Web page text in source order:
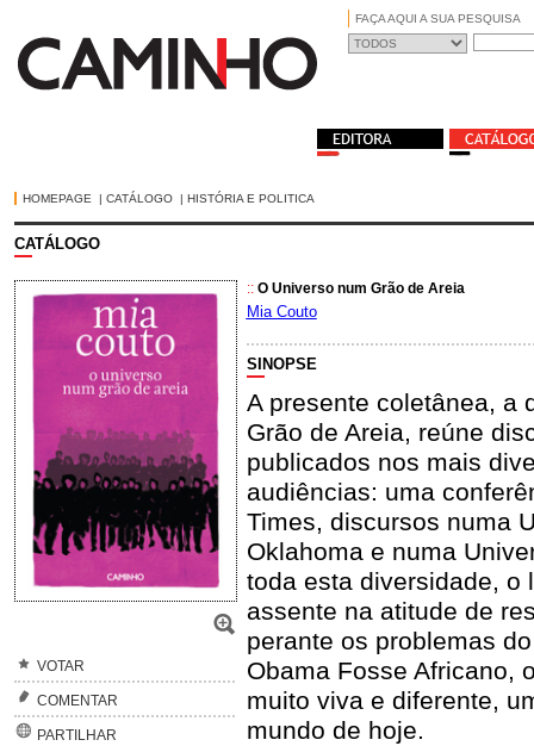
FAÇA AQUI A SUA PESQUISA
HOMEPAGE | CATÁLOGO| HISTÓRIA E POLITICA
CATÁLOGO
VOTAR
COMENTAR
PARTILHAR
:: O Universo num Grão de Areia
Mia Couto
SINOPSE
A presente coletânea, a
Grão de Areia, reúne
publicados nos mais
audiências: uma
Times, discursos numa
Oklahoma e numa
toda esta diversidade, o
assente na atitude de
perante os problemas
Obama Fosse Africano,
muito viva e diferente,
mundo de hoje.